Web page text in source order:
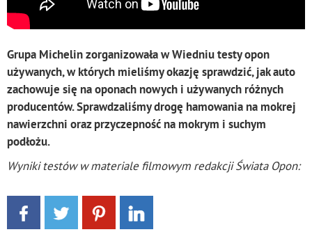
Grupa Michelin zorganizowała w Wiedniu testy opon
używanych, w których mieliśmy okazję sprawdzić, jak auto
zachowuje się na oponach nowych i używanych różnych
producentów. Sprawdzaliśmy drogę hamowania na mokrej
nawierzchni oraz przyczepność na mokrym i suchym
podłożu.
Wyniki testów w materiale filmowym redakcji Świata Opon: